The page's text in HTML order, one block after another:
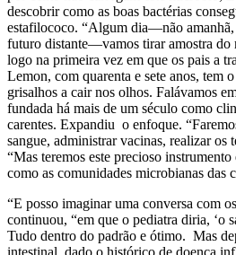
descobrir como as boas bactérias
estafilococo. “Algum dia—não amanhã,
futuro distante—vamos tirar amostra do
logo na primeira vez em que os pais a
Lemon, com quarenta e sete anos, tem
grisalhos a cair nos olhos. Falávamos
fundada há mais de um século como
carentes. Expandiu o enfoque.
sangue, administrar vacinas, realizar os
“Mas teremos este precioso
como as comunidades microbianas das
“E posso imaginar uma conversa com
continuou, “em que o pediatra diria, ‘o
Tudo dentro do padrão e ótimo. Mas
intestinal, dado o histórico de doença